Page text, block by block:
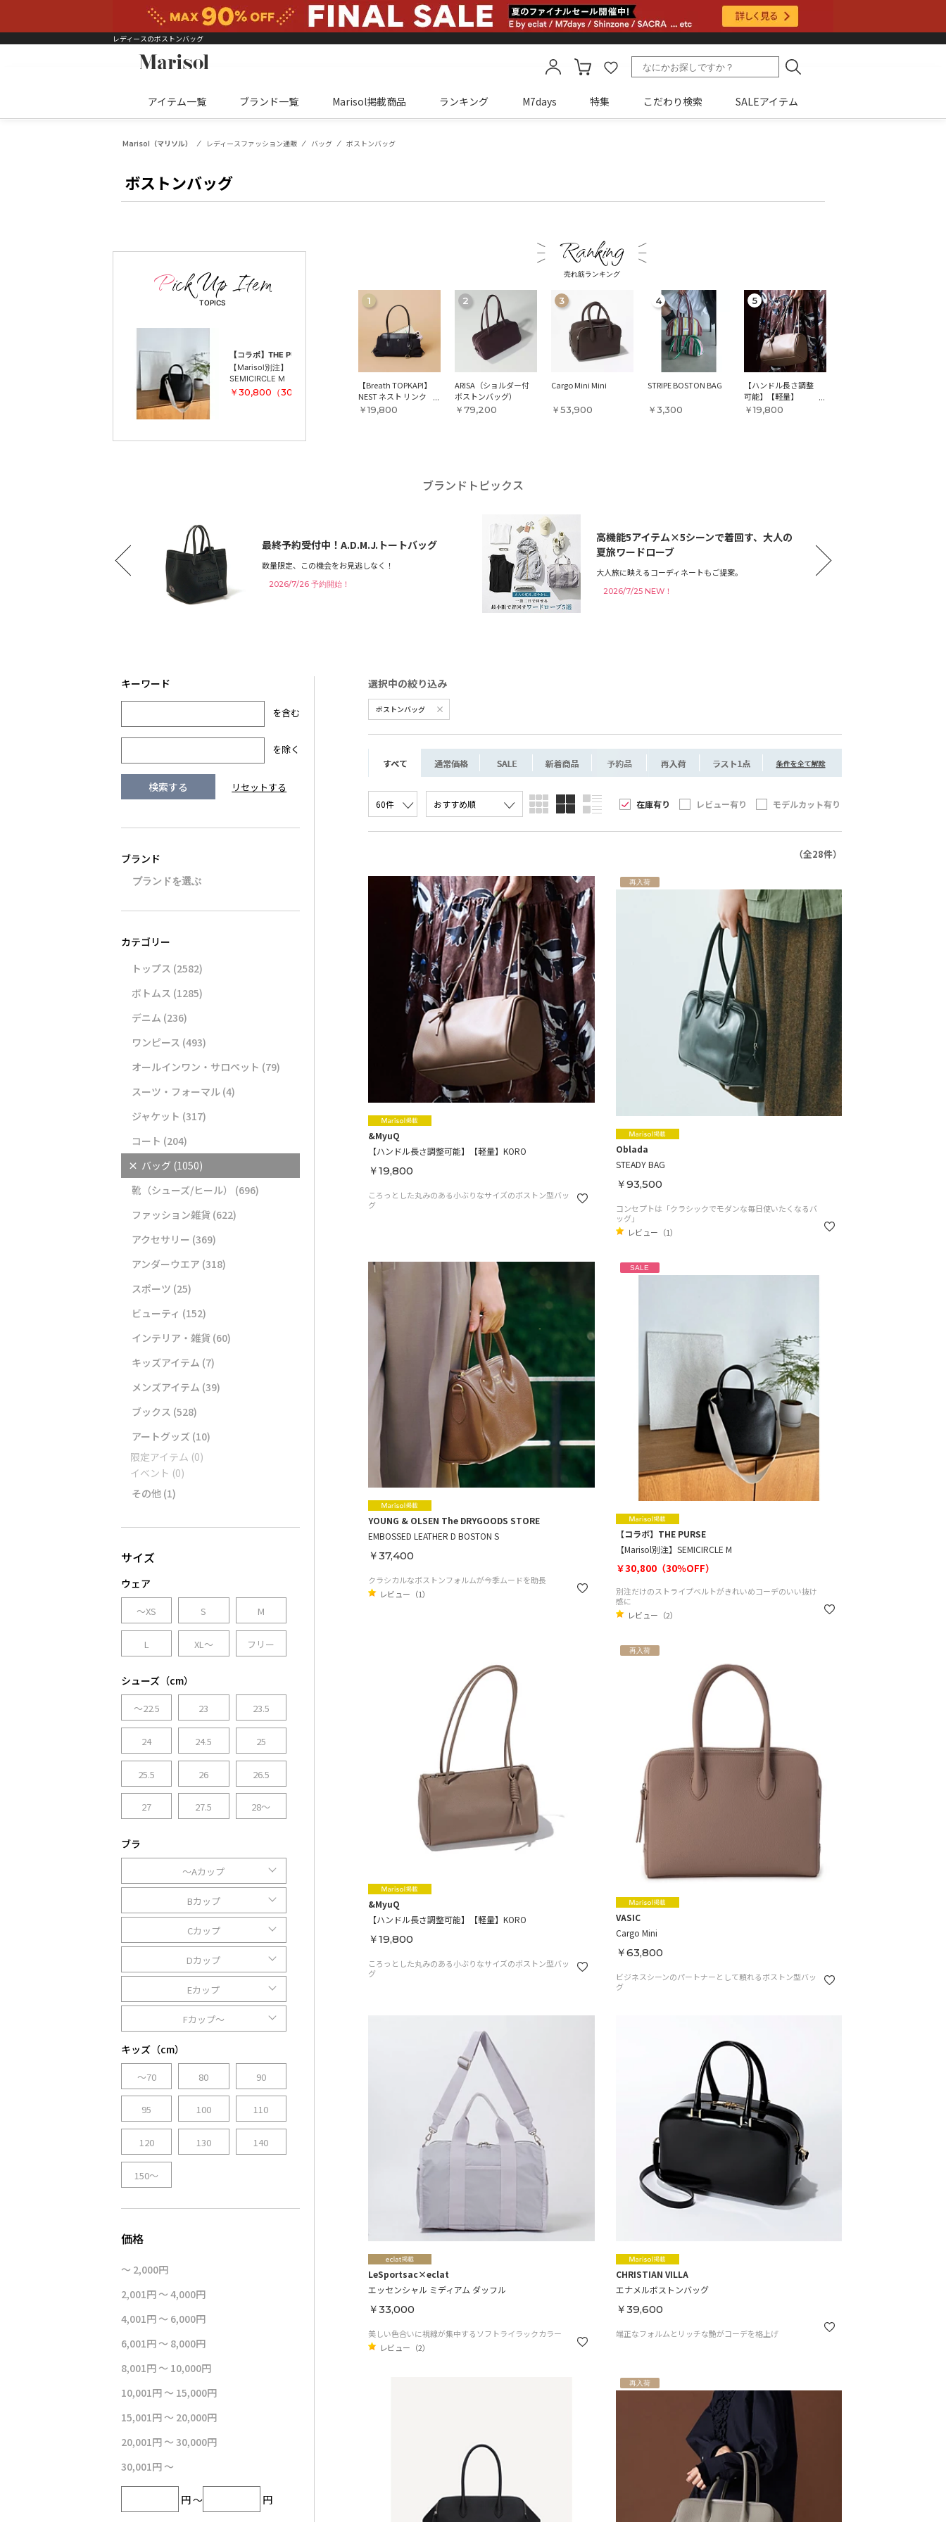
レディースのボストンバッグ
アイテム一覧 ブランド一覧 Marisol掲載商品 ランキング M7days 特集 こだわり検索 SALEアイテム
Marisol（マリソル） レディースファッション通販 バッグ ボストンバッグ
ボストンバッグ
TOPICS
【コラボ】THE PURSE
【Marisol別注】
SEMICIRCLE M
￥30,800（30％OFF）
売れ筋ランキング
【Breath TOPKAPI】
NEST ネスト リンク
ルナイロン ボストン
￥19,800
ARISA（ショルダー付
ボストンバッグ）
￥79,200
Cargo Mini Mini
￥53,900
STRIPE BOSTON BAG
￥3,300
【ハンドル長さ調整
可能】【軽量】
KORO
￥19,800
ブランドトピックス
最終予約受付中！A.D.M.J.トートバッグ
数量限定、この機会をお見逃しなく！
2026/7/26 予約開始！
高機能5アイテム×5シーンで着回す、大人の
夏旅ワードローブ
大人旅に映えるコーディネートもご提案。
2026/7/25 NEW！
を含む
を除く
トップス (2582)
ボトムス (1285)
デニム (236)
ワンピース (493)
オールインワン・サロペット (79)
スーツ・フォーマル (4)
ジャケット (317)
コート (204)
× バッグ (1050)
靴（シューズ/ヒール）
(696)
ファッション雑貨 (622)
アクセサリー (369)
アンダーウエア (318)
スポーツ (25)
ビューティ (152)
インテリア・雑貨 (60)
キッズアイテム (7)
メンズアイテム (39)
ブックス (528)
アートグッズ (10)
限定アイテム (0)
イベント (0)
その他 (1)
ウェア
～XS S M
L XL～ フリー
シューズ（cm）
～22.5 23 23.5
24 24.5 25
25.5 26 26.5
27 27.5 28～
ブラ
～Aカップ
Bカップ
Cカップ
Dカップ
Eカップ
Fカップ～
キッズ（cm）
～70 80 90
95 100 110
120 130 140
150～
～ 2,000円
2,001円 ～ 4,000円
4,001円 ～ 6,000円
6,001円 ～ 8,000円
8,001円 ～ 10,000円
10,001円 ～ 15,000円
15,001円 ～ 20,000円
20,001円 ～ 30,000円
30,001円 ～
円 ～ 円
ボストンバッグ
在庫有り レビュー有り モデルカット有り
（全28件）
&MyuQ
【ハンドル長さ調整可能】【軽量】KORO
￥19,800
ころっとした丸みのある小ぶりなサイズのボストン型バッ
グ
再入荷
Oblada
STEADY BAG
￥93,500
コンセプトは「クラシックでモダンな毎日使いたくなるバ
ッグ」
レビュー（1）
YOUNG & OLSEN The DRYGOODS STORE
EMBOSSED LEATHER D BOSTON S
￥37,400
クラシカルなボストンフォルムが今季ムードを助長
レビュー（1）
SALE
【コラボ】THE PURSE
【Marisol別注】SEMICIRCLE M
￥30,800（30％OFF）
別注だけのストライプベルトがきれいめコーデのいい抜け
感に
レビュー（2）
&MyuQ
【ハンドル長さ調整可能】【軽量】KORO
￥19,800
ころっとした丸みのある小ぶりなサイズのボストン型バッ
グ
再入荷
VASIC
Cargo Mini
￥63,800
ビジネスシーンのパートナーとして頼れるボストン型バッ
グ
LeSportsac×eclat
エッセンシャル ミディアム ダッフル
￥33,000
美しい色合いに視線が集中するソフトライラックカラー
レビュー（2）
CHRISTIAN VILLA
エナメルボストンバッグ
￥39,600
端正なフォルムとリッチな艶がコーデを格上げ
再入荷